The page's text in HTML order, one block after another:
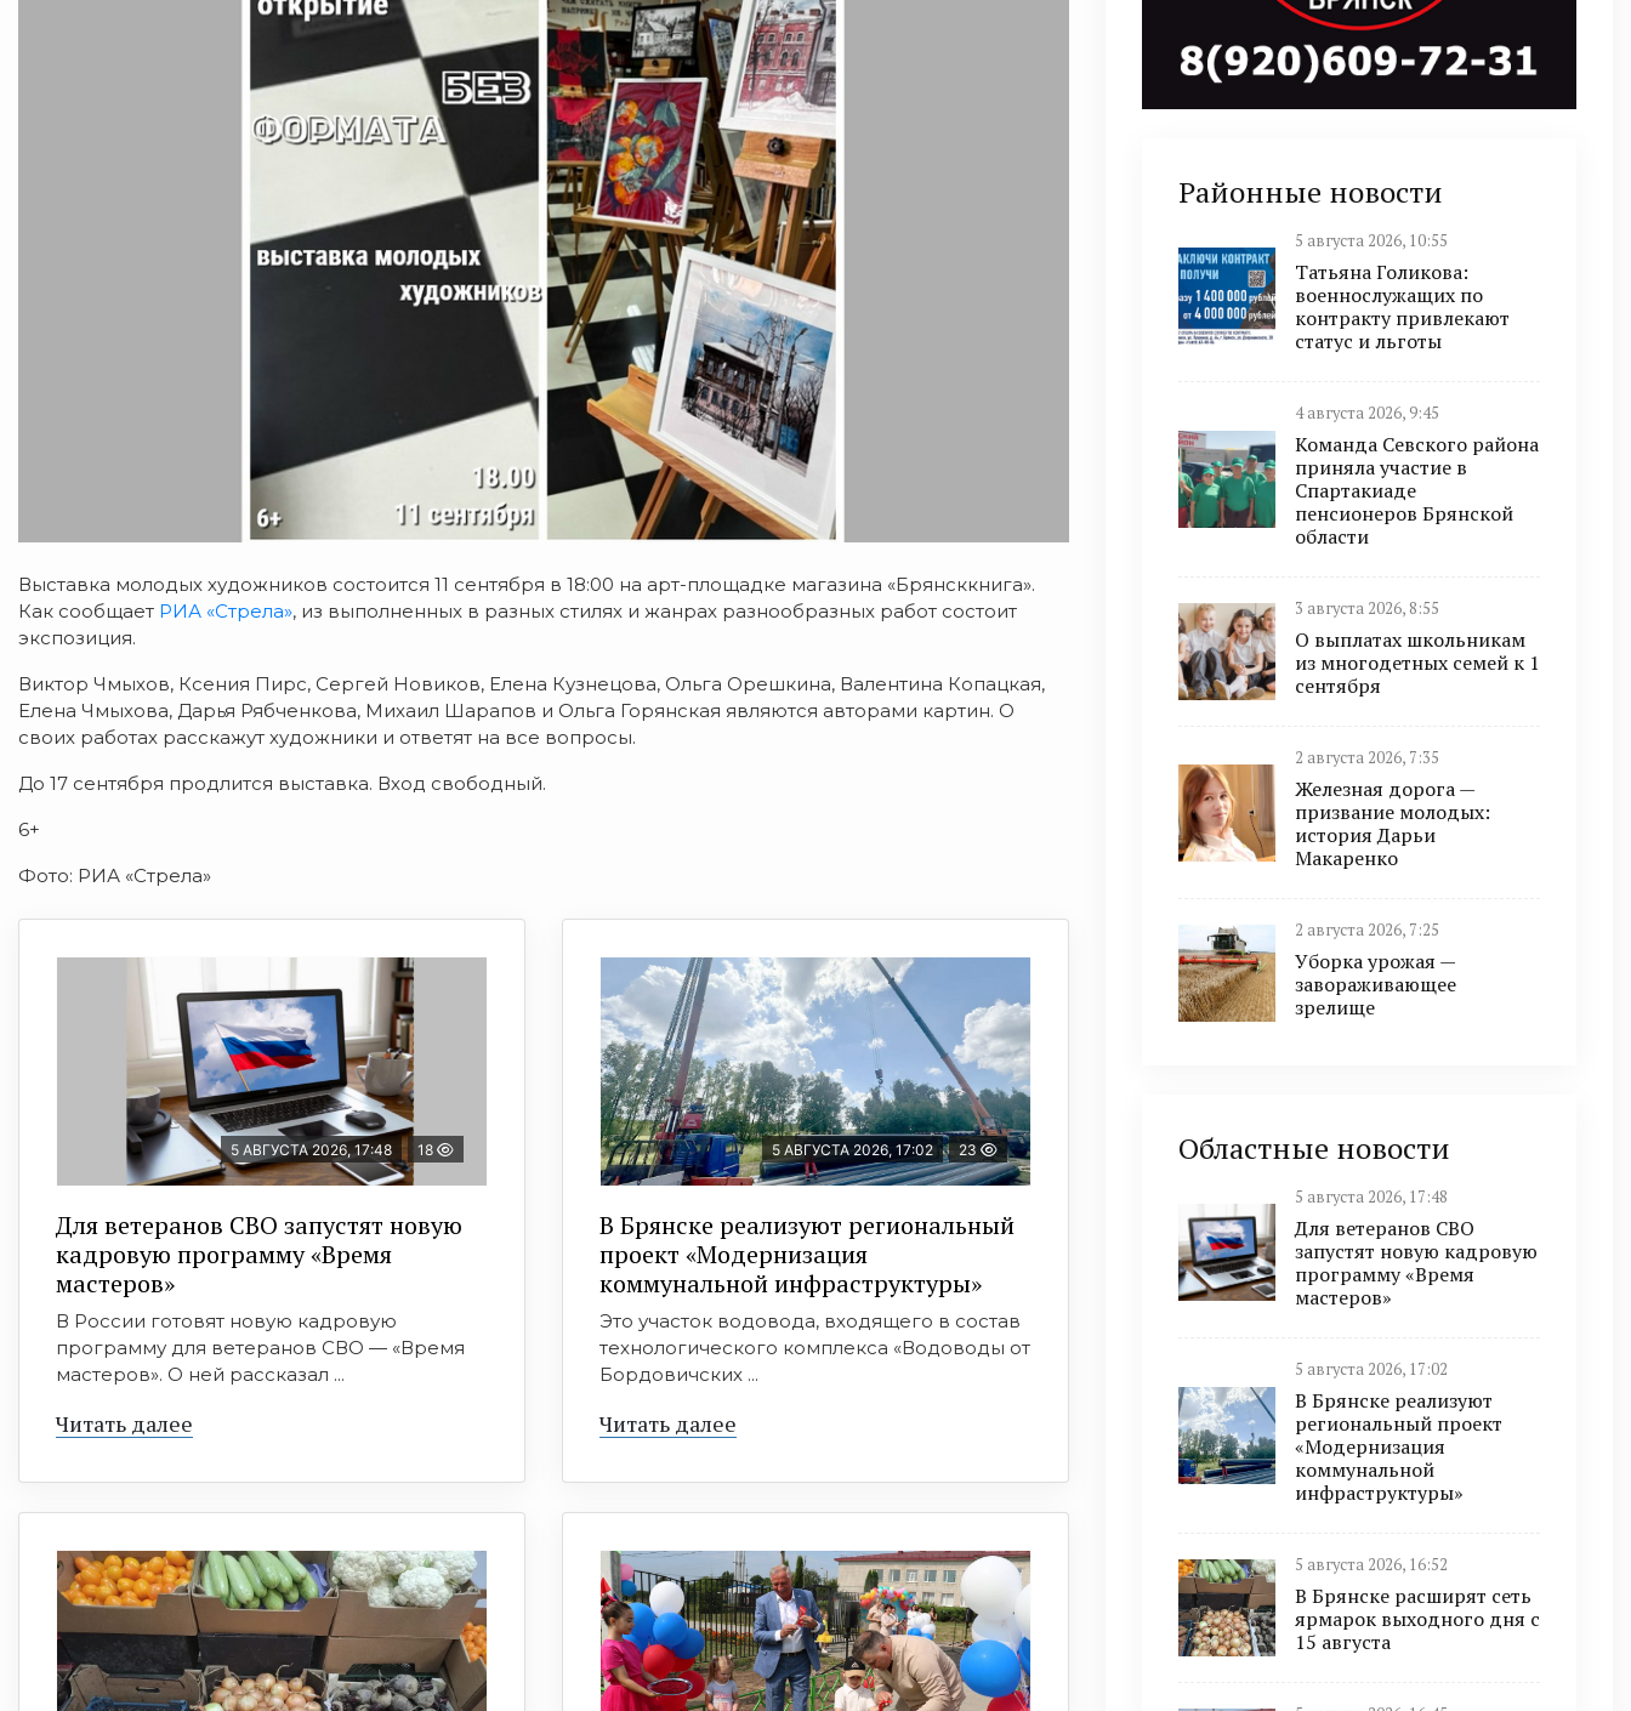
Выставка молодых художников состоится 11 сентября в 18:00 на арт-площадке магазина «Брянсккнига».
Как сообщает РИА «Стрела», из выполненных в разных стилях и жанрах разнообразных работ состоит
экспозиция.
Виктор Чмыхов, Ксения Пирс, Сергей Новиков, Елена Кузнецова, Ольга Орешкина, Валентина Копацкая,
Елена Чмыхова, Дарья Рябченкова, Михаил Шарапов и Ольга Горянская являются авторами картин. О
своих работах расскажут художники и ответят на все вопросы.
До 17 сентября продлится выставка. Вход свободный.
6+
Фото: РИА «Стрела»
5 АВГУСТА 2026, 17:48 18
Для ветеранов СВО запустят новую
кадровую программу «Время
мастеров»
В России готовят новую кадровую
программу для ветеранов СВО — «Время
мастеров». О ней рассказал ...
Читать далее
5 АВГУСТА 2026, 17:02 23
В Брянске реализуют региональный
проект «Модернизация
коммунальной инфраструктуры»
Это участок водовода, входящего в состав
технологического комплекса «Водоводы от
Бордовичских ...
Читать далее
Районные новости
5 августа 2026, 10:55
Татьяна Голикова:
военнослужащих по
контракту привлекают
статус и льготы
4 августа 2026, 9:45
Команда Севского района
приняла участие в
Спартакиаде
пенсионеров Брянской
области
3 августа 2026, 8:55
О выплатах школьникам
из многодетных семей к 1
сентября
2 августа 2026, 7:35
Железная дорога —
призвание молодых:
история Дарьи
Макаренко
2 августа 2026, 7:25
Уборка урожая —
завораживающее
зрелище
Областные новости
5 августа 2026, 17:48
Для ветеранов СВО
запустят новую кадровую
программу «Время
мастеров»
5 августа 2026, 17:02
В Брянске реализуют
региональный проект
«Модернизация
коммунальной
инфраструктуры»
5 августа 2026, 16:52
В Брянске расширят сеть
ярмарок выходного дня с
15 августа